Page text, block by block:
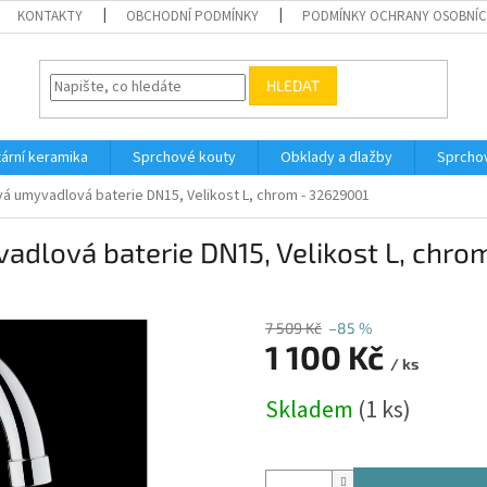
KONTAKTY OBCHODNÍ PODMÍNKY PODMÍNKY OCHRANY
HLEDAT
keramika Sprchové kouty Obklady a dlažby
umyvadlová baterie DN15, Velikost L, chrom - 32629001
baterie DN15, Velikost L,
7 509 Kč –85 %
1 100 Kč / ks
cena:
Skladem (1 ks)